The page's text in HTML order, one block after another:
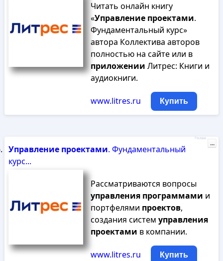
Читать онлайн книгу
«Управление проектами.
Фундаментальный курс»
автора Коллектива авторов
полностью на сайте или в
приложении Литрес: Книги и
аудиокниги.
www.litres.ru Купить
Управление проектами. Фундаментальный
курс...
Рассматриваются вопросы
управления программами и
портфелями проектов,
создания систем управления
проектами в компании.
www.litres.ru Купить
Реклама
...